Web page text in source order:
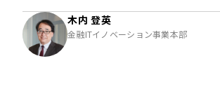
木内 登英
金融ITイノベーション事業本部